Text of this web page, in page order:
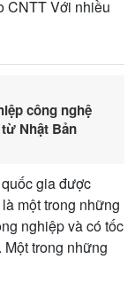
CNTT Với nhiều
công nghệ
Nhật Bản
gia được
một trong những
nghiệp và có tốc
trong những